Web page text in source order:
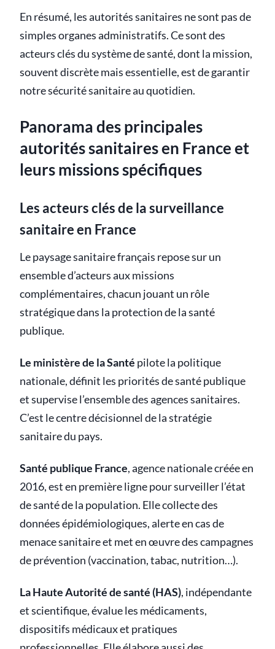
En résumé, les autorités sanitaires ne sont pas de
simples organes administratifs. Ce sont des
acteurs clés du système de santé, dont la mission,
souvent discrète mais essentielle, est de garantir
notre sécurité sanitaire au quotidien.
Panorama des principales
autorités sanitaires en France et
leurs missions spécifiques
Les acteurs clés de la surveillance
sanitaire en France
Le paysage sanitaire français repose sur un
ensemble d’acteurs aux missions
complémentaires, chacun jouant un rôle
stratégique dans la protection de la santé
publique.
Le ministère de la Santé pilote la politique
nationale, définit les priorités de santé publique
et supervise l’ensemble des agences sanitaires.
C’est le centre décisionnel de la stratégie
sanitaire du pays.
Santé publique France, agence nationale créée en
2016, est en première ligne pour surveiller l’état
de santé de la population. Elle collecte des
données épidémiologiques, alerte en cas de
menace sanitaire et met en œuvre des campagnes
de prévention (vaccination, tabac, nutrition…).
La Haute Autorité de santé (HAS), indépendante
et scientifique, évalue les médicaments,
dispositifs médicaux et pratiques